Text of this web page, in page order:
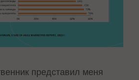
представил меня